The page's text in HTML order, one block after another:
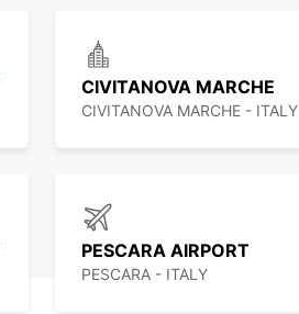
CIVITANOVA MARCHE
CIVITANOVA MARCHE - ITALY
PESCARA AIRPORT
PESCARA - ITALY